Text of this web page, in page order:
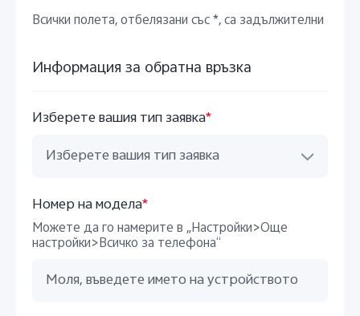
Всички полета, отбелязани със *, са задължителни
Информация за обратна връзка
Изберете вашия тип заявка*
Изберете вашия тип заявка
Номер на модела*
Можете да го намерите в „Настройки>Още
настройки>Всичко за телефона“